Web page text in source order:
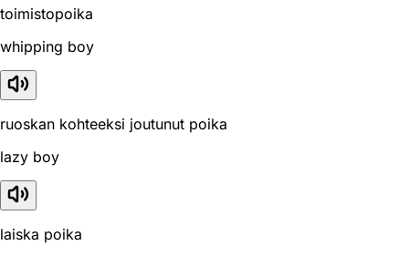
toimistopoika
whipping boy
ruoskan kohteeksi joutunut poika
lazy boy
laiska poika